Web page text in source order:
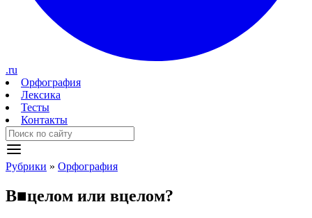
.ru
Орфография
Лексика
Тесты
Контакты
Рубрики » Орфография
В■целом или вцелом?